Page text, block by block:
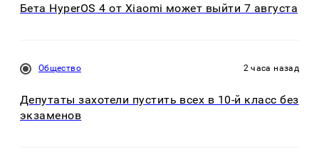
Бета HyperOS 4 от Xiaomi может выйти 7 августа
Общество 2 часа назад
Депутаты захотели пустить всех в 10-й класс без
экзаменов